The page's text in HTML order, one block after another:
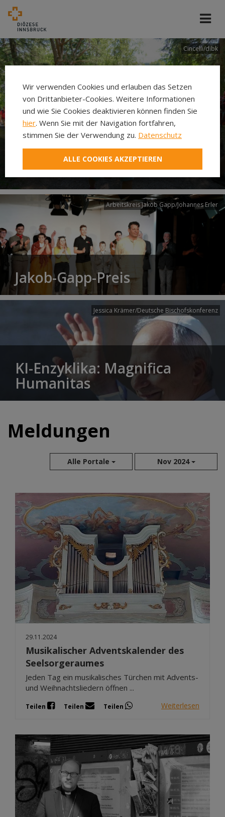
Cincelli/dibk
Neuer Pilgerweg Via
Laudato si’
Arbeitskreis Jakob Gapp/Johannes Erler
Jakob-Gapp-Preis
Jessica Krämer/Deutsche Bischofskonferenz
KI-Enzyklika: Magnifica
Humanitas
Meldungen
Alle Portale Nov 2024
Aug 2026
Jul 2026
Jun 2026
Mai 2026
Apr 2026
Mär 2026
Feb 2026
Jan 2026
Dez 2025
Nov 2025
29.11.2024
Musikalischer Adventskalender des
Seelsorgeraumes
Jeden Tag ein musikalisches Türchen mit Advents-
und Weihnachtsliedern öffnen ...
Teilen Teilen Teilen Weiterlesen
Wir verwenden Cookies und erlauben das Setzen
von Drittanbieter-Cookies. Weitere Informationen
und wie Sie Cookies deaktivieren können finden Sie
hier. Wenn Sie mit der Navigation fortfahren,
stimmen Sie der Verwendung zu. Datenschutz
ALLE COOKIES AKZEPTIEREN